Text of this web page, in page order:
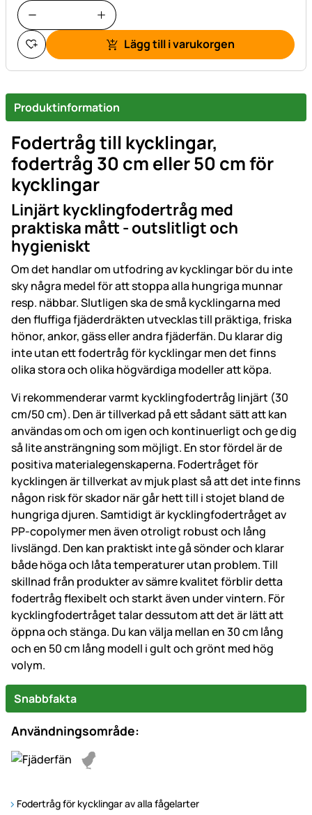
Lägg till i varukorgen
Produktinformation
Fodertråg till kycklingar,
fodertråg 30 cm eller 50 cm för
kycklingar
Linjärt kycklingfodertråg med
praktiska mått - outslitligt och
hygieniskt
Om det handlar om utfodring av kycklingar bör du inte
sky några medel för att stoppa alla hungriga munnar
resp. näbbar. Slutligen ska de små kycklingarna med
den fluffiga fjäderdräkten utvecklas till präktiga, friska
hönor, ankor, gäss eller andra fjäderfän. Du klarar dig
inte utan ett fodertråg för kycklingar men det finns
olika stora och olika högvärdiga modeller att köpa.
Vi rekommenderar varmt kycklingfodertråg linjärt (30
cm/50 cm). Den är tillverkad på ett sådant sätt att kan
användas om och om igen och kontinuerligt och ge dig
så lite ansträngning som möjligt. En stor fördel är de
positiva materialegenskaperna. Fodertråget för
kycklingen är tillverkat av mjuk plast så att det inte finns
någon risk för skador när går hett till i stojet bland de
hungriga djuren. Samtidigt är kycklingfodertråget av
PP-copolymer men även otroligt robust och lång
livslängd. Den kan praktiskt inte gå sönder och klarar
både höga och låta temperaturer utan problem. Till
skillnad från produkter av sämre kvalitet förblir detta
fodertråg flexibelt och starkt även under vintern. För
kycklingfodertråget talar dessutom att det är lätt att
öppna och stänga. Du kan välja mellan en 30 cm lång
och en 50 cm lång modell i gult och grönt med hög
volym.
Snabbfakta
Användningsområde:
Fodertråg för kycklingar av alla fågelarter